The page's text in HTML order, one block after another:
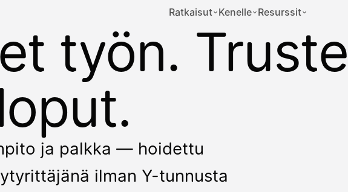
Ratkaisut Kenelle Resurssit
työn.
ja palkka — hoidettu
ilman Y-tunnusta